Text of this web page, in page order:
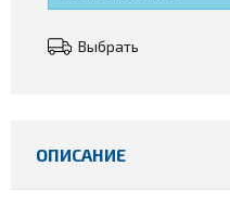
Выбрать
ОПИСАНИЕ